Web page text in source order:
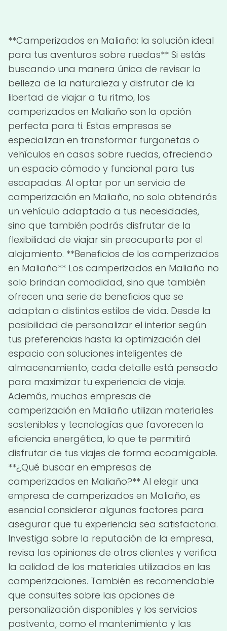
**Camperizados en Maliaño: la solución ideal
para tus aventuras sobre ruedas** Si estás
buscando una manera única de revisar la
belleza de la naturaleza y disfrutar de la
libertad de viajar a tu ritmo, los
camperizados en Maliaño son la opción
perfecta para ti. Estas empresas se
especializan en transformar furgonetas o
vehículos en casas sobre ruedas, ofreciendo
un espacio cómodo y funcional para tus
escapadas. Al optar por un servicio de
camperización en Maliaño, no solo obtendrás
un vehículo adaptado a tus necesidades,
sino que también podrás disfrutar de la
flexibilidad de viajar sin preocuparte por el
alojamiento. **Beneficios de los camperizados
en Maliaño** Los camperizados en Maliaño no
solo brindan comodidad, sino que también
ofrecen una serie de beneficios que se
adaptan a distintos estilos de vida. Desde la
posibilidad de personalizar el interior según
tus preferencias hasta la optimización del
espacio con soluciones inteligentes de
almacenamiento, cada detalle está pensado
para maximizar tu experiencia de viaje.
Además, muchas empresas de
camperización en Maliaño utilizan materiales
sostenibles y tecnologías que favorecen la
eficiencia energética, lo que te permitirá
disfrutar de tus viajes de forma ecoamigable.
**¿Qué buscar en empresas de
camperizados en Maliaño?** Al elegir una
empresa de camperizados en Maliaño, es
esencial considerar algunos factores para
asegurar que tu experiencia sea satisfactoria.
Investiga sobre la reputación de la empresa,
revisa las opiniones de otros clientes y verifica
la calidad de los materiales utilizados en las
camperizaciones. También es recomendable
que consultes sobre las opciones de
personalización disponibles y los servicios
postventa, como el mantenimiento y las